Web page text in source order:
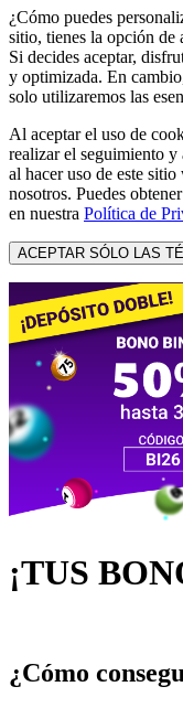
¿Cómo puedes
sitio, tienes la opción de
Si decides aceptar,
y optimizada. En
solo utilizaremos las
Al aceptar el uso de
realizar el seguimiento
al hacer uso de este
nosotros. Puedes
en nuestra Política de
ACEPTAR SÓLO LAS
¡TUS
¿Cómo